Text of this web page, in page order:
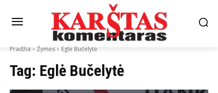
Pradžia Žymės Eglė Bučelytė
Tag: Eglė Bučelytė